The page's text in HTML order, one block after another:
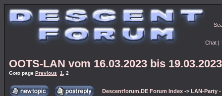
Chat |
OOTS-LAN vom 16.03.2023 bis 19.03.2023
Goto page Previous 1 2
Descentforum.DE Forum Index -> LAN-Party